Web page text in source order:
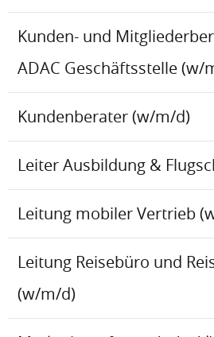
Kunden- und
ADAC Geschäftsstelle (w/
Kundenberater (w/m/d)
Leiter Ausbildung &
Leitung mobiler Vertrieb
Leitung Reisebüro und
(w/m/d)